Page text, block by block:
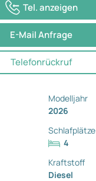
Tel. anzeigen
E-Mail Anfrage
Telefonrückruf
Modelljahr
2026
Schlafplätze
4
Kraftstoff
Diesel